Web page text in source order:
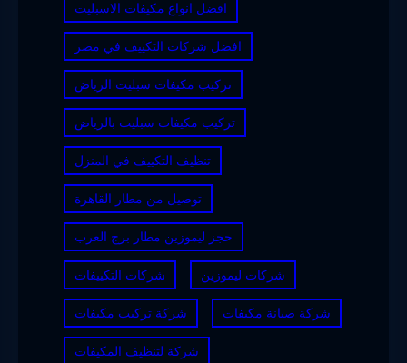
افضل انواع مكيفات الاسبليت
افضل شركات التكييف في مصر
تركيب مكيفات سبليت الرياض
تركيب مكيفات سبليت بالرياض
تنظيف التكييف في المنزل
توصيل من مطار القاهرة
حجز ليموزين مطار برج العرب
شركات التكييفات شركات ليموزين
شركة تركيب مكيفات شركة صيانة مكيفات
شركة لتنظيف المكيفات